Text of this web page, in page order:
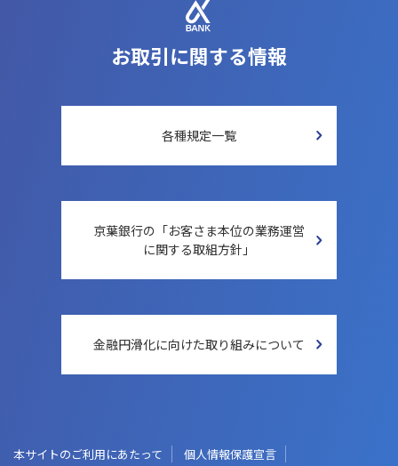
お取引に関する情報
各種規定一覧
京葉銀行の「お客さま本位の業務運営
に関する取組方針」
金融円滑化に向けた取り組みについて
本サイトのご利用にあたって
個人情報保護宣言